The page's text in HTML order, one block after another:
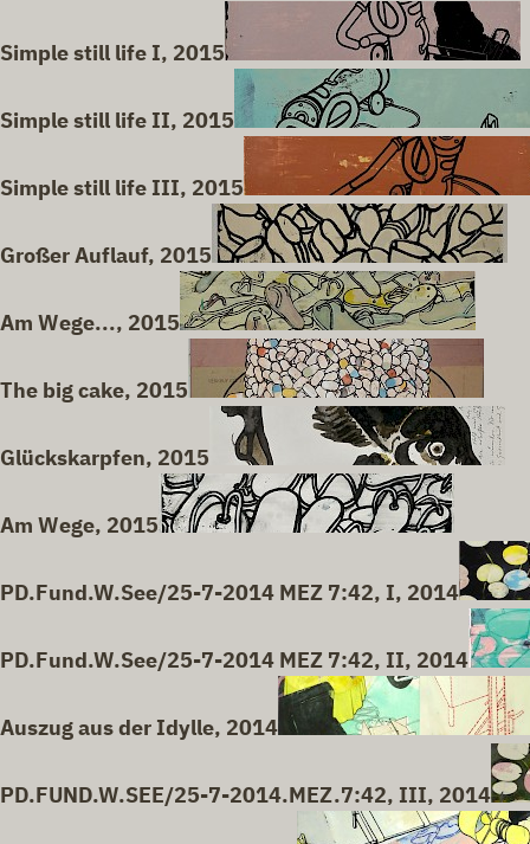
Simple still life I, 2015
Simple still life II, 2015
Simple still life III, 2015
Großer Auflauf, 2015
Am Wege..., 2015
The big cake, 2015
Glückskarpfen, 2015
Am Wege, 2015
PD.Fund.W.See/25-7-2014 MEZ 7:42, I, 2014
PD.Fund.W.See/25-7-2014 MEZ 7:42, II, 2014
Auszug aus der Idylle, 2014
PD.FUND.W.SEE/25-7-2014.MEZ.7:42, III, 2014